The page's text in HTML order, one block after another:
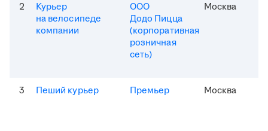
2
Курьер
на велосипеде
компании
ООО
Додо Пицца
(корпоративная
розничная
сеть)
Москва
3 Пеший курьер Премьер Москва